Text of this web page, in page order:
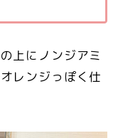
上にノンジアミ
レンジっぽく仕